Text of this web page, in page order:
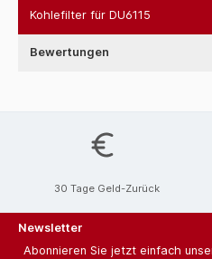
Kohlefilter für DU6115
Bewertungen
30 Tage Geld-Zurück
Newsletter
Abonnieren Sie jetzt einfach